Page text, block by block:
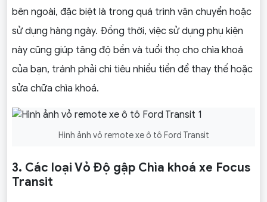
bên ngoài, đặc biệt là trong quá trình vận chuyển hoặc
sử dụng hàng ngày. Đồng thời, việc sử dụng phụ kiện
này cũng giúp tăng độ bền và tuổi thọ cho chìa khoá
của bạn, tránh phải chi tiêu nhiều tiền để thay thế hoặc
sửa chữa chìa khoá.
Hình ảnh vỏ remote xe ô tô Ford Transit
3. Các loại Vỏ Độ gập Chìa khoá xe Focus
Transit